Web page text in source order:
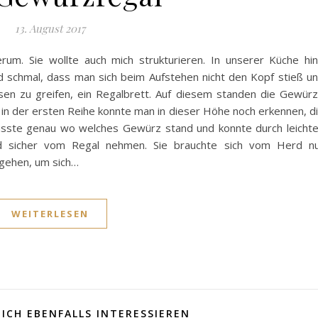
13. August 2017
Sie wollte auch mich strukturieren. In unserer Küche
dass man sich beim Aufstehen nicht den Kopf stieß
zu greifen, ein Regalbrett. Auf diesem standen die
der ersten Reihe konnte man in dieser Höhe noch erkennen,
genau wo welches Gewürz stand und konnte durch
sicher vom Regal nehmen. Sie brauchte sich vom Herd
um sich…
WEITERLESEN
EBENFALLS INTERESSIEREN